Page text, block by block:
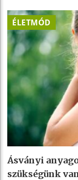
ÉLETMÓD
Ásványi
szükségünk